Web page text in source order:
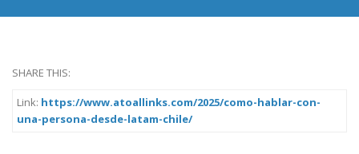
SHARE THIS:
Link: https://www.atoallinks.com/2025/como-hablar-con-
una-persona-desde-latam-chile/